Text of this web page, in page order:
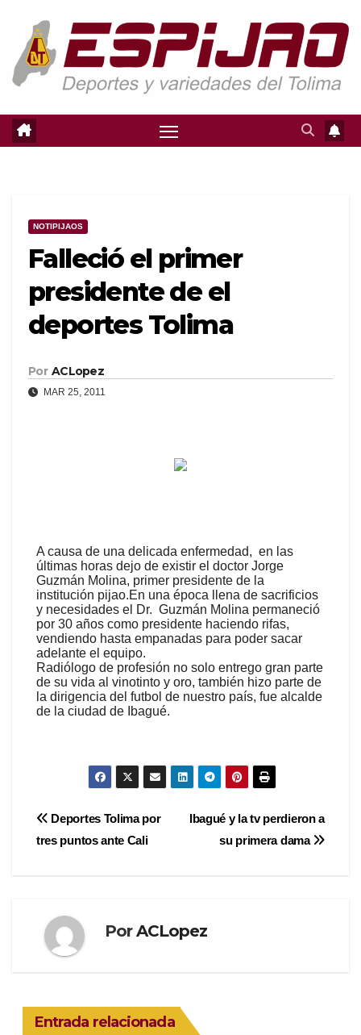
contenido
NOTIPIJAOS
Falleció el primer
presidente de el
deportes Tolima
Por ACLopez
MAR 25, 2011
A causa de una delicada enfermedad, en las
últimas horas dejo de existir el doctor Jorge
Guzmán Molina, primer presidente de la
institución pijao.En una época llena de sacrificios
y necesidades el Dr. Guzmán Molina permaneció
por 30 años como presidente haciendo rifas,
vendiendo hasta empanadas para poder sacar
adelante el equipo.
Radiólogo de profesión no solo entrego gran parte
de su vida al vinotinto y oro, también hizo parte de
la dirigencia del futbol de nuestro país, fue alcalde
de la ciudad de Ibagué.
Navegación
de
Ibagué y la tv perdieron a
su primera dama
Deportes Tolima por
tres puntos ante Cali
PorACLopez
Entrada relacionada